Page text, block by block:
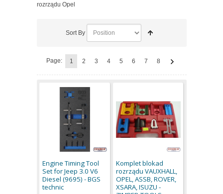
rozrządu Opel
Sort By
Page: 1 2 3 4 5 6 7 8
Engine Timing Tool
Set for Jeep 3.0 V6
Diesel (9695) - BGS
technic
Komplet blokad
rozrządu VAUXHALL,
OPEL, ASSB, ROVER,
XSARA, ISUZU -